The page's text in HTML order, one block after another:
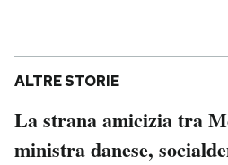
ALTRE STORIE
La strana amicizia tra
ministra danese,